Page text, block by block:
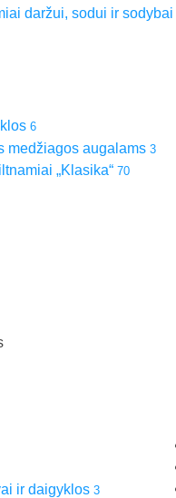
daržui, sodui ir sodybai
6
medžiagos augalams 3
„Klasika“ 70
ir daigyklos 3